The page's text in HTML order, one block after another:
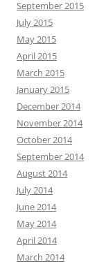
September 2015
July 2015
May 2015
April 2015
March 2015
January 2015
December 2014
November 2014
October 2014
September 2014
August 2014
July 2014
June 2014
May 2014
April 2014
March 2014